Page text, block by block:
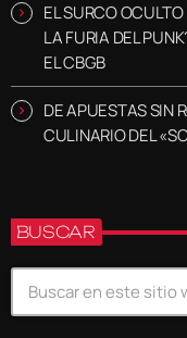
EL SURCO
LA FURIA DEL
EL CBGB
DE APUESTAS SIN
CULINARIO DEL
BUSCAR